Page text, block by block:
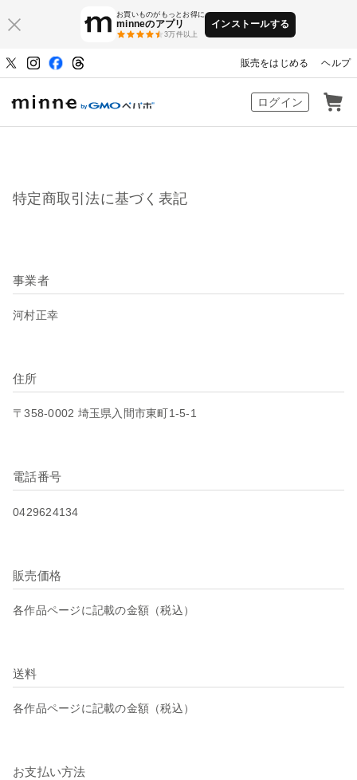
お買いものがもっとお得に
minneのアプリ
3万件以上
インストールする
販売をはじめる ヘルプ
ハンドメイドマーケット minne（ミン
ログイン
特定商取引法に基づく表記
事業者
河村正幸
住所
〒358-0002 埼玉県入間市東町1-5-1
電話番号
0429624134
販売価格
各作品ページに記載の金額（税込）
送料
各作品ページに記載の金額（税込）
お支払い方法